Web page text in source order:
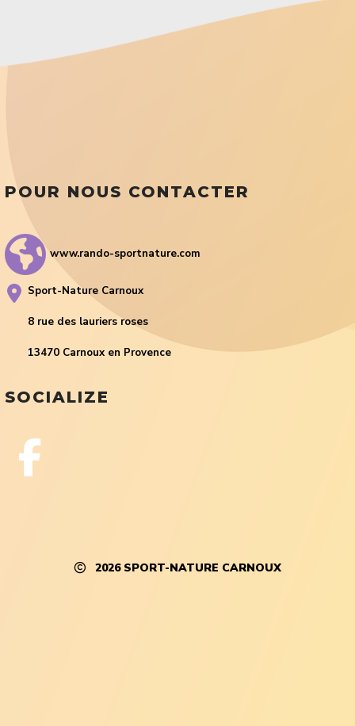
POUR NOUS CONTACTER
www.rando-sportnature.com
Sport-Nature Carnoux
8 rue des lauriers roses
13470 Carnoux en Provence
SOCIALIZE
2026 SPORT-NATURE CARNOUX